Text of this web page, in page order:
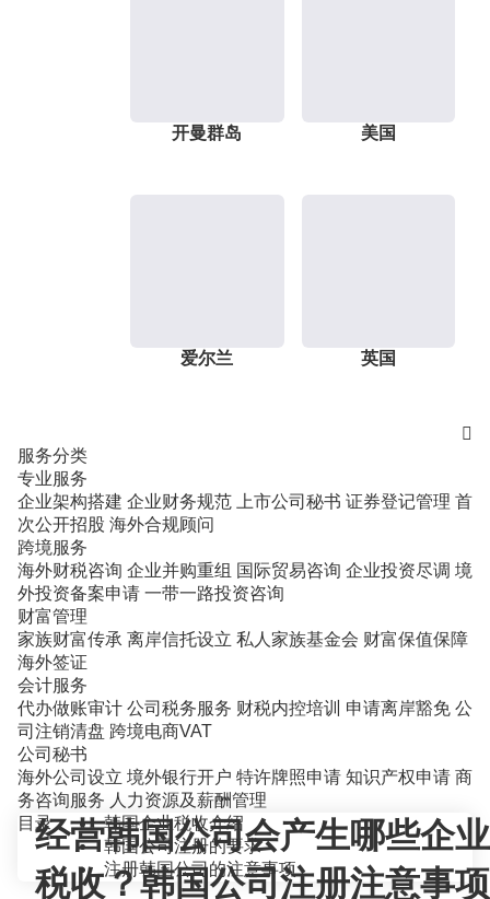
开曼群岛 美国
爱尔兰 英国

服务分类
专业服务
企业架构搭建 企业财务规范 上市公司秘书 证券登记管理 首
次公开招股 海外合规顾问
跨境服务
海外财税咨询 企业并购重组 国际贸易咨询 企业投资尽调 境
外投资备案申请 一带一路投资咨询
财富管理
家族财富传承 离岸信托设立 私人家族基金会 财富保值保障
海外签证
会计服务
代办做账审计 公司税务服务 财税内控培训 申请离岸豁免 公
司注销清盘 跨境电商VAT
公司秘书
海外公司设立 境外银行开户 特许牌照申请 知识产权申请 商
务咨询服务 人力资源及薪酬管理
经营韩国公司会产生哪些企业
税收？韩国公司注册注意事项
目录
韩国企业税收介绍
韩国公司注册的要求
注册韩国公司的注意事项